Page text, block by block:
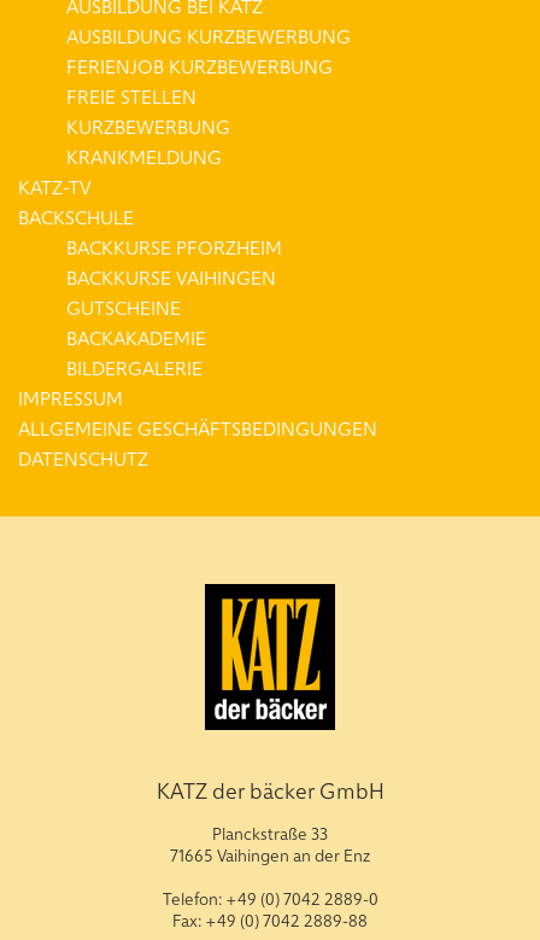
AUSBILDUNG BEI KATZ
AUSBILDUNG KURZBEWERBUNG
FERIENJOB KURZBEWERBUNG
FREIE STELLEN
KURZBEWERBUNG
KRANKMELDUNG
KATZ-TV
BACKSCHULE
BACKKURSE PFORZHEIM
BACKKURSE VAIHINGEN
GUTSCHEINE
BACKAKADEMIE
BILDERGALERIE
IMPRESSUM
ALLGEMEINE GESCHÄFTSBEDINGUNGEN
DATENSCHUTZ
KATZ der bäcker GmbH
Planckstraße 33
71665 Vaihingen an der Enz
Telefon: +49 (0) 7042 2889-0
Fax: +49 (0) 7042 2889-88